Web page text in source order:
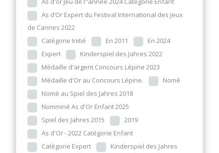
As d’Or Expert du Festival International des Jeux
de Cannes 2022
Catégorie Initié
En 2011
En 2024
Expert
Kinderspiel des Jahres 2022
Médaille d'argent Concours Lépine 2023
Médaille d'Or au Concours Lépine.
Nomé
Nomé au Spiel des Jahres 2018
Nomminé As d'Or Enfant 2025
Spiel des Jahres 2015
2019
As d'Or - 2022 Catégorie Enfant
Catègorie Expert
Kinderspiel des Jahres